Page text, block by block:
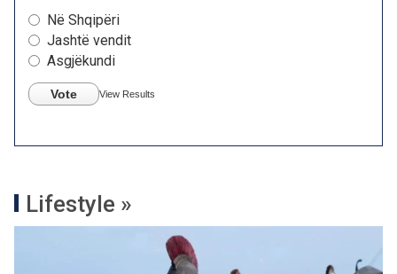
Në Shqipëri
Jashtë vendit
Asgjëkundi
Vote View Results
Lifestyle »